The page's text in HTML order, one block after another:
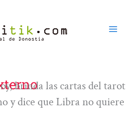
brinda las cartas del tarot
y dice que Libra no quiere